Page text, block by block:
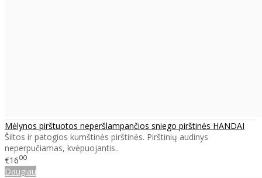
Mėlynos pirštuotos neperšlampančios sniego pirštinės HANDAI
Šiltos ir patogios kumštinės pirštinės. Pirštinių audinys
neperpučiamas, kvėpuojantis..
€1600
Daugiau